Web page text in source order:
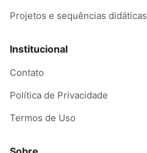
Projetos e sequências didáticas
Institucional
Contato
Política de Privacidade
Termos de Uso